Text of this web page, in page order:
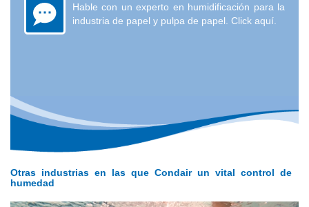
Hable con un experto en humidificación para la
industria de papel y pulpa de papel. Click aquí.
Otras industrias en las que Condair un vital control de
humedad